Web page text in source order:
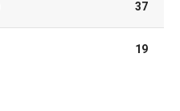
37
19